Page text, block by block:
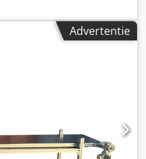
Advertentie